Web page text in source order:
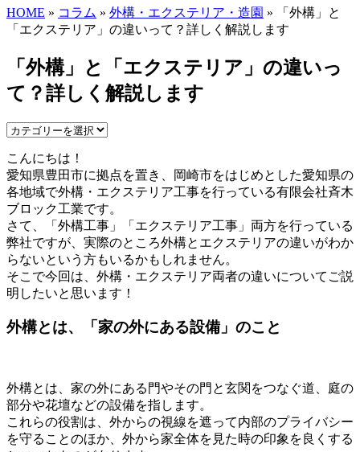
HOME » コラム » 外構・エクステリア・造園 » 「外構」と
「エクステリア」の違いって？詳しく解説します
「外構」と「エクステリア」の違いっ
て？詳しく解説します
こんにちは！
愛知県豊田市に拠点を置き、岡崎市をはじめとした愛知県の
各地域で外構・エクステリア工事を行っている有限会社斉木
ブロック工業です。
さて、「外構工事」「エクステリア工事」両方を行っている
弊社ですが、実際のところ外構とエクステリアの違いがわか
らないという方もいるかもしれません。
そこで今回は、外構・エクステリア両者の違いについてご説
明したいと思います！
外構とは、「家の外にある設備」のこと
外構とは、家の外にある門やその門と玄関をつなぐ道、庭の
部分や花壇などの設備を指します。
これらの役割は、外からの視線を遮って内部のプライバシー
を守ることのほか、外から家全体を見た時の印象を良くする